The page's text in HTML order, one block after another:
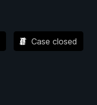
Case closed